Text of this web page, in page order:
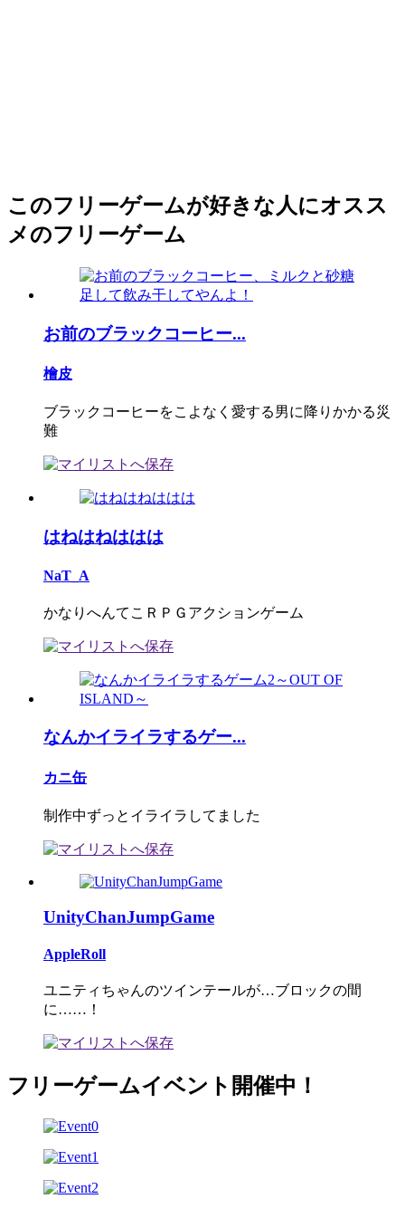
このフリーゲームが好きな人にオスス
メのフリーゲーム
お前のブラックコーヒー...
檜皮
ブラックコーヒーをこよなく愛する男に降りかかる災
難
はねはねははは
NaT_A
かなりへんてこＲＰＧアクションゲーム
なんかイライラするゲー...
カニ缶
制作中ずっとイライラしてました
UnityChanJumpGame
AppleRoll
ユニティちゃんのツインテールが…ブロックの間
に……！
フリーゲームイベント開催中！